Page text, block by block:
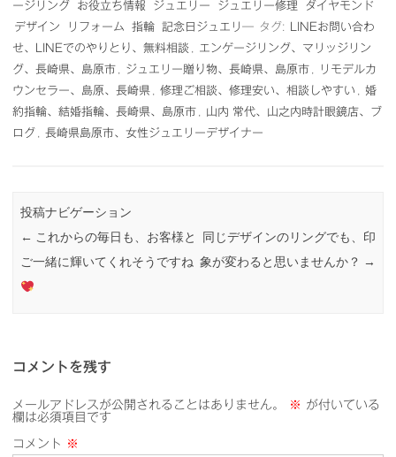
ージリング お役立ち情報 ジュエリー ジュエリー修理
ダイヤモンド
デザイン
リフォーム 指輪 記念日ジュエリ― タグ:
LINEお問い合わ
せ、LINEでのやりとり、無料相談
エンゲージリング、マリッジリン
グ、長崎県、島原市
ジュエリー贈り物、長崎県、島原市
リモデルカ
ウンセラー、島原、長崎県
修理ご相談、修理安い、相談しやすい
婚
約指輪、結婚指輪、長崎県、島原市
山内 常代、山之内時計眼鏡店、ブ
ログ
長崎県島原市、女性ジュエリーデザイナー
投稿ナビゲーション
← これからの毎日も、お客様と
ご一緒に輝いてくれそうですね
同じデザインのリングでも、印
象が変わると思いませんか？ →
コメントを残す
メールアドレスが公開されることはありません。 ※ が付いている
欄は必須項目です
コメント ※